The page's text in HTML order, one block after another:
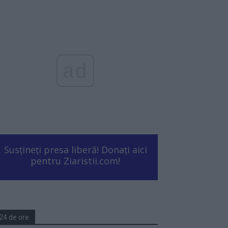
Susțineți presa liberă! Donați aici
pentru Ziaristii.com!
de ore